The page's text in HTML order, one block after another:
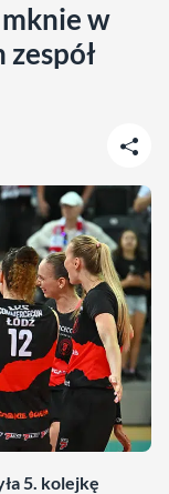
mknie w
5. kolejkę